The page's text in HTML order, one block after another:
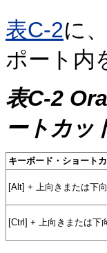
表C-2に
ポート内
表C-2
ートカッ
キーボード・ショート
[Alt] + 上向きまたは下
[Ctrl] + 上向きまたは下